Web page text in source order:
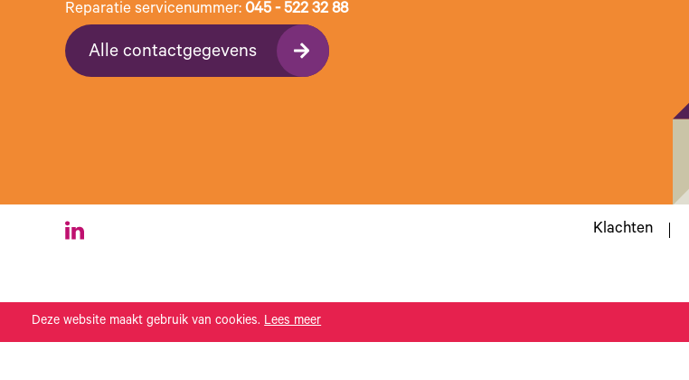
Reparatie servicenummer: 045 - 522 32 88
Alle contactgegevens
Klachten
Deze website maakt gebruik van cookies.Lees meer